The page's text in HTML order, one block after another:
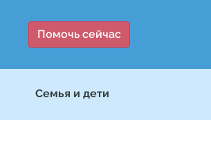
Помочь сейчас
Семья и дети